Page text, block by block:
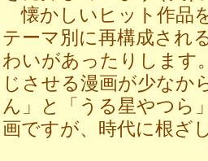
懐かしいヒット作品
テーマ別に再構成され
わいがあったりします
じさせる漫画が少なか
ん」と「うる星やつら
画ですが、時代に根ざ